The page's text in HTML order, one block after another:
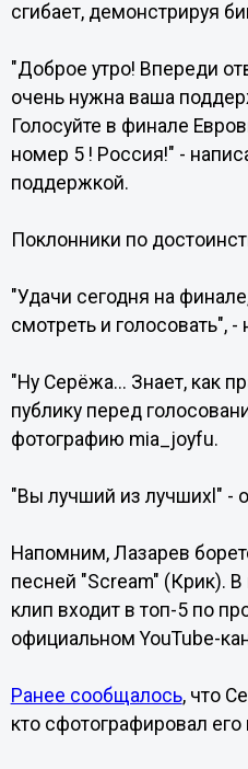
сгибает, демонстрируя
"Доброе утро! Впереди
очень нужна ваша
Голосуйте в финале
номер 5 ! Россия!" -
поддержкой.
Поклонники по
"Удачи сегодня на
смотреть и голосовать",
"Ну Серёжа... Знает, как
публику перед
фотографию mia_joyfu.
"Вы лучший из лучшихl" -
Напомним, Лазарев
песней "Scream" (Крик).
клип входит в топ-5 по
официальном YouTube-
Ранее сообщалось, что
кто сфотографировал